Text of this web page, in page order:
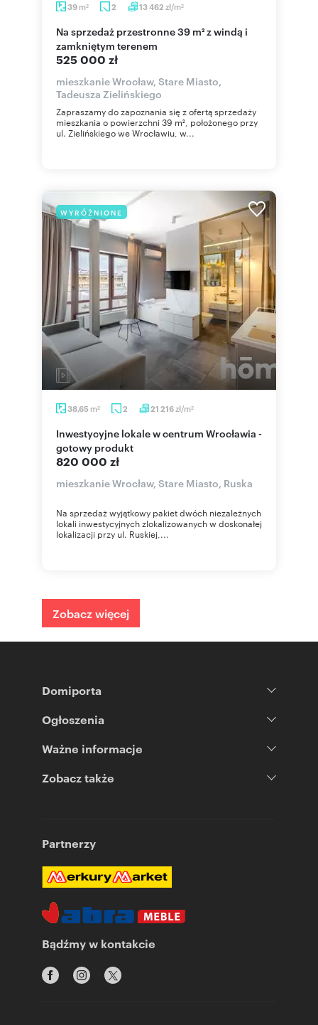
39 m2 2 13 462 zł/m2
Na sprzedaż przestronne 39 m² z windą i
zamkniętym terenem
525 000 zł
mieszkanie Wrocław, Stare Miasto,
Tadeusza Zielińskiego
Zapraszamy do zapoznania się z ofertą sprzedaży
mieszkania o powierzchni 39 m², położonego przy
ul. Zielińskiego we Wrocławiu, w...
WYRÓŻNIONE
38,65 m2 2 21 216zł/m2
Inwestycyjne lokale w centrum Wrocławia -
gotowy produkt
820 000 zł
mieszkanie Wrocław, Stare Miasto, Ruska
Na sprzedaż wyjątkowy pakiet dwóch niezależnych
lokali inwestycyjnych zlokalizowanych w doskonałej
lokalizacji przy ul. Ruskiej,...
Zobacz więcej
Domiporta
Ogłoszenia
Ważne informacje
Zobacz także
Partnerzy
Bądźmy w kontakcie